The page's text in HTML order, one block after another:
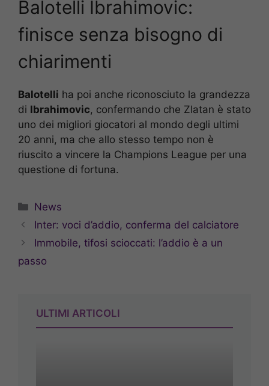
Balotelli Ibrahimovic:
finisce senza bisogno di
chiarimenti
Balotelli ha poi anche riconosciuto la grandezza
di Ibrahimovic, confermando che Zlatan è stato
uno dei migliori giocatori al mondo degli ultimi
20 anni, ma che allo stesso tempo non è
riuscito a vincere la Champions League per una
questione di fortuna.
Categorie
News
Inter: voci d’addio, conferma del calciatore
Immobile, tifosi scioccati: l’addio è a un
passo
ULTIMI ARTICOLI